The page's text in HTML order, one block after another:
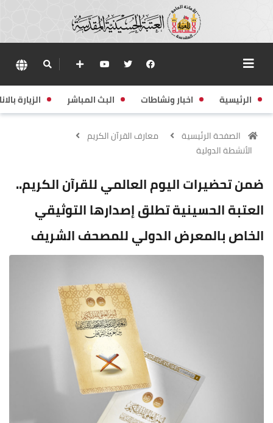
الرئيسية اخبار ونشاطات البث المباشر الزيارة
الصفحة الرئيسية
معارف القرآن الكريم
الأنشطة الدولية
ضمن تحضيرات اليوم العالمي للقرآن الكريم..
العتبة الحسينية تطلق إصدارها التوثيقي
الخاص بالمعرض الدولي للمصحف الشريف